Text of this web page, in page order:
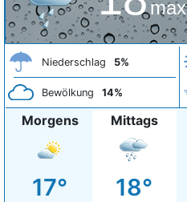
max
Niederschlag 5%
Bewölkung 14%
Morgens
17°
Mittags
18°